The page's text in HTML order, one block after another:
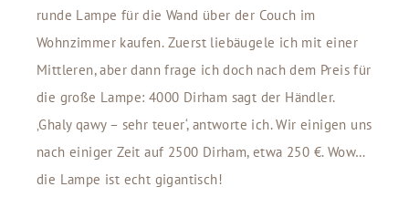
runde Lampe für die Wand über der Couch im
Wohnzimmer kaufen. Zuerst liebäugele ich mit einer
Mittleren, aber dann frage ich doch nach dem Preis für
die große Lampe: 4000 Dirham sagt der Händler.
‚Ghaly qawy – sehr teuer‘, antworte ich. Wir einigen uns
nach einiger Zeit auf 2500 Dirham, etwa 250 €. Wow…
die Lampe ist echt gigantisch!